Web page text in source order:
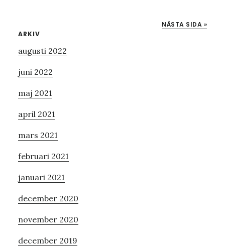
CON
NÄSTA SIDA »
Primärt
sidofält
ARKIV
augusti 2022
juni 2022
maj 2021
april 2021
mars 2021
februari 2021
januari 2021
december 2020
november 2020
december 2019